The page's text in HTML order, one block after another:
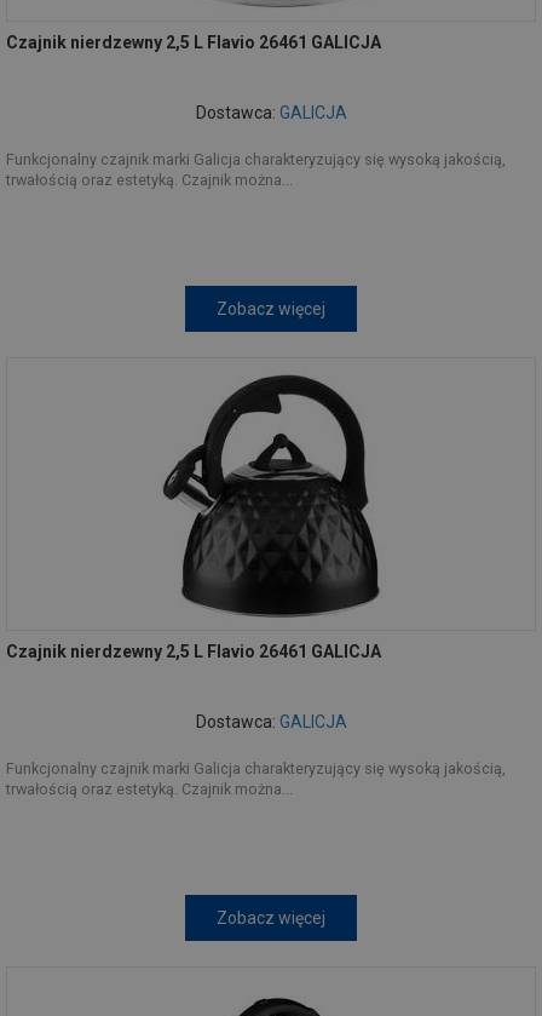
Czajnik nierdzewny 2,5 L Flavio 26461 GALICJA
Dostawca: GALICJA
Funkcjonalny czajnik marki Galicja charakteryzujący się wysoką jakością,
trwałością oraz estetyką. Czajnik można...
Zobacz więcej
Czajnik nierdzewny 2,5 L Flavio 26461 GALICJA
Dostawca: GALICJA
Funkcjonalny czajnik marki Galicja charakteryzujący się wysoką jakością,
trwałością oraz estetyką. Czajnik można...
Zobacz więcej